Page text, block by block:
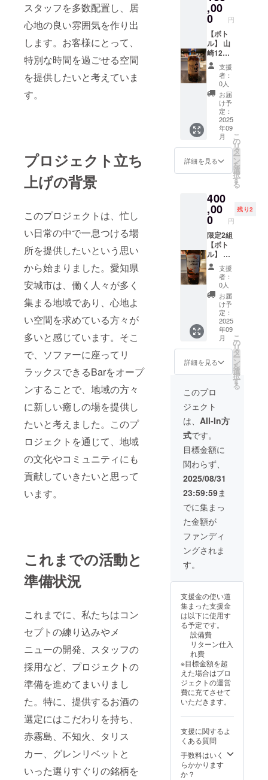
スタッフを多数配置し、居
心地の良い雰囲気を作り出
します。お客様にとって、
特別な時間を過ごせる空間
を提供したいと考えていま
す。
プロジェクト立ち
上げの背景
このプロジェクトは、忙し
い日常の中で一息つける場
所を提供したいという思い
から始まりました。愛知県
安城市は、働く人々が多く
集まる地域であり、心地よ
い空間を求めている方々が
多いと感じています。そこ
で、ソファーに座ってリ
ラックスできるBarをオープ
ンすることで、地域の方々
に新しい癒しの場を提供し
たいと考えました。このプ
ロジェクトを通じて、地域
の文化やコミュニティにも
貢献していきたいと思って
います。
これまでの活動と
準備状況
これまでに、私たちはコン
セプトの練り込みやメ
ニューの開発、スタッフの
採用など、プロジェクトの
準備を進めてまいりまし
た。特に、提供するお酒の
選定にはこだわりを持ち、
赤霧島、不知火、タリス
カー、グレンリベットと
いった選りすぐりの銘柄を
飲み放
題に追
加され
ます
オープ
ンから
2025年
12月末
日まで
有効）
・数
量：1点
・サイ
ズ：約
10cm
※20才未
満の者
禁止さ
れてい
ます。
20才未
満では
このリ
ターン
を選択
できま
せん
ズ：小（10×20
ｃｍ程度） ・支
援時、必ず備考
欄に希望される
お名前をご記入
ください。 併せ
て ロゴをデザイ
ンした会員ス
テッカーを提供
します。（こち
らを入り口で見
せることで飲み
放題コースが
4500円から
2500円引きの
2000円でご案内
できます 飲み物
追加されます
オープンから
2025年12月末日
まで有効） ※20
才未満の者によ
る飲酒は法令で
禁止されていま
す。20才未満で
はこのリターン
を選択できませ
,00
0 円
【ボト
ル】 山
崎12年
を店内
にてボ
トルで
提供 ・
数量：1
点 【お
名前掲
載】 店
内の壁
に、支
援者様
のお名
前
クネー
ム、会
社名）
を掲載
しま
す。 ・
掲載期
間：
オープ
ン時期
から
2030年
9月まで
・掲載
方法：
文字の
み、ロ
ゴ／バ
ナーの
掲載は
不可 ・
掲載サ
イズ：
大
（15×2
5ｃｍ程
度） ・
支援
時、必
ず備考
欄に希
望され
るお名
前をご
記入く
ださ
い。 併
せて
インし
ステッ
カーを
提供し
ま
す。】
（こち
り口で
見せる
ことで
飲み放
題コー
スが
から
2500円
引きの
2000円
でご案
支援
者：
0人
お届
け予
定：
2025
年09
月
詳細を見る
こ
の
リ
タ
ー
ン
を
選
択
す
る
400
,00
0 円
残り2
限定2組
【ボト
ル】 タ
リス
カー25
年をボ
トルで
提供 ・
数量：1
点 【お
名前掲
載】 店
内の壁
に、支
援者様
のお名
前
（ニッ
クネー
ム、会
社名）
を掲載
しま
す。 ・
掲載期
間：
オープ
ン時期
か2030
年9月ま
で ・掲
載方
法：文
字の
ナーの
不可 ・
掲載サ
イズ：
特大
（20×3
0ｃｍ程
支援
時、必
ず備考
欄に希
望され
るお名
記入く
ださ
い。 併
せて
【ロゴ
支援
者：
0人
お届
け予
定：
2025
年09
月
詳細を見る
こ
の
リ
タ
ー
ン
を
選
択
す
る
このプロ
ジェクト
は、 All-In方
式です。
目標金額に
関わらず、
2025/08/31
23:59:59ま
でに集まっ
た金額が
ファンディ
ングされま
す。
支援金の使い道
集まった支援金
は以下に使用す
る予定です。
設備費
リターン仕入
れ費
※目標金額を超
えた場合はプロ
ジェクトの運営
費に充てさせて
いただきます。
支援に関するよ
くある質問
手数料はいく
らかかります
か？